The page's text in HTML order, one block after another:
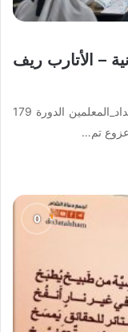
– الأتارب ريف
الدورة 179
تم…